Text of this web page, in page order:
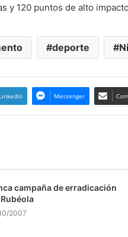
y 120 puntos de alto
deporte
LinkedIn Messenger
campaña de erradicación
2007